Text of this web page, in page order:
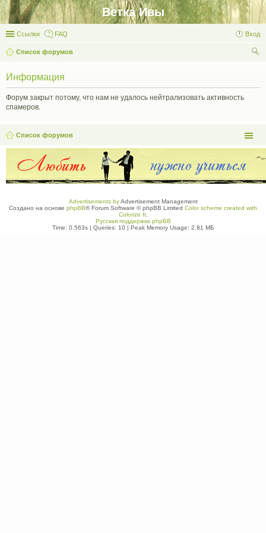
Ветка Ивы
Ссылки FAQ Вход
Список форумов
Информация
Форум закрыт потому, что нам не удалось нейтрализовать активность
спамеров.
Список форумов
Advertisements byAdvertisement Management
Создано на основе phpBB® Forum Software © phpBB Limited Color scheme created with
Colorize It.
Русская поддержка phpBB
Time: 0.563s| Queries: 10| Peak Memory Usage: 2.81 МБ